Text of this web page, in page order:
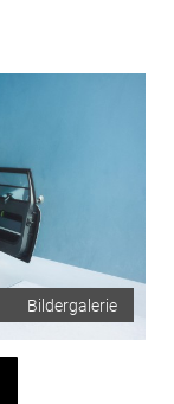
Bildergalerie